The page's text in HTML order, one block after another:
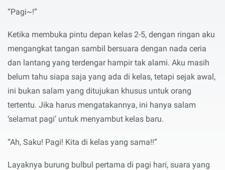
“Pagi~!”
Ketika membuka pintu depan kelas 2-5, dengan ringan aku
mengangkat tangan sambil bersuara dengan nada ceria
dan lantang yang terdengar hampir tak alami. Aku masih
belum tahu siapa saja yang ada di kelas, tetapi sejak awal,
ini bukan salam yang ditujukan khusus untuk orang
tertentu. Jika harus mengatakannya, ini hanya salam
‘selamat pagi’ untuk menyambut kelas baru.
“Ah, Saku! Pagi! Kita di kelas yang sama!!”
Layaknya burung bulbul pertama di pagi hari, suara yang